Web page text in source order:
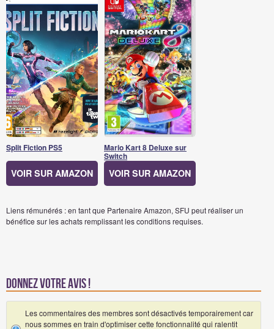
Split Fiction PS5
VOIR SUR AMAZON
Mario Kart 8 Deluxe sur
Switch
VOIR SUR AMAZON
Liens rémunérés : en tant que Partenaire Amazon, SFU peut réaliser un
bénéfice sur les achats remplissant les conditions requises.
Donnez votre avis !
Les commentaires des membres sont désactivés temporairement car
nous sommes en train d'optimiser cette fonctionnalité qui ralentit